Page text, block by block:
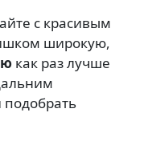
с красивым
широкую,
как раз лучше